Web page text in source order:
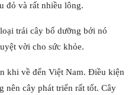
đỏ và rất nhiều lông.
trái cây bổ dưỡng bởi nó
vời cho sức khỏe.
khi về đến Việt Nam. Điều kiện
nên cây phát triển rất tốt. Cây